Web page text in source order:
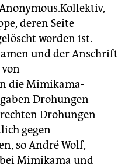
deren Seite
worden ist.
und der Anschrift
die Mimikama-
Drohungen
Drohungen
gegen
so André Wolf,
Mimikama und